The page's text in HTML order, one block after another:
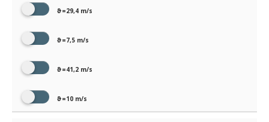
ϑ=29,4 m/s
ϑ=7,5 m/s
ϑ=41,2 m/s
ϑ=10 m/s